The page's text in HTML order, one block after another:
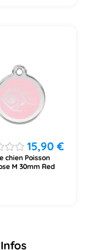
15,90€
chien Poisson
M 30mm Red
Infos